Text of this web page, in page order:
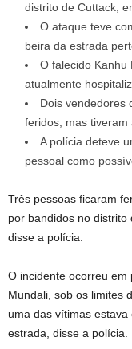
distrito de Cuttack,
O ataque teve
beira da estrada
O falecido Kanhu
atualmente
Dois vendedores
feridos, mas tiveram
A polícia deteve
pessoal como
Três pessoas ficaram
por bandidos no distrito
disse a polícia.
O incidente ocorreu em
Mundali, sob os limites
uma das vítimas
estrada, disse a polícia.